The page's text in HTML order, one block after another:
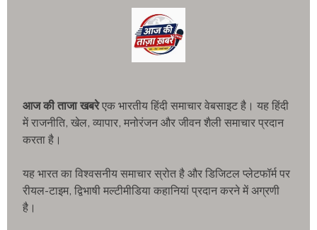
आज की ताजा खबरेएक भारतीय हिंदी समाचार वेबसाइट है। यह हिंदी
में राजनीति, खेल, व्यापार, मनोरंजन और जीवन शैली समाचार प्रदान
करता है।
यह भारत का विश्वसनीय समाचार स्रोत है और डिजिटल प्लेटफॉर्म पर
रीयल-टाइम, द्विभाषी मल्टीमीडिया कहानियां प्रदान करने में अग्रणी
है।